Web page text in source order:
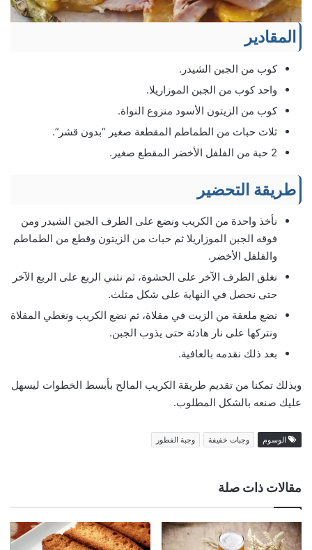
المقادير
كوب من الجبن الشيدر.
واحد كوب من الجبن الموزاريلا.
كوب من الزيتون الأسود منزوع النواة.
ثلاث حبات من الطماطم المقطعة صغير “بدون قشر”.
2 حبة من الفلفل الأخضر المقطع صغير.
طریقة التحضير
نأخذ واحدة من الكريب ونضع على الطرف الجبن الشيدر ومن
فوقه الجبن الموزاريلا ثم حبات من الزيتون وقطع من الطماطم
والفلفل الأخضر.
نغلق الطرف الآخر على الحشوة، ثم نثني الربع على الربع الآخر
حتى نحصل في النهاية على شكل مثلث.
نضع ملعقة من الزيت في مقلاة، ثم نضع الكريب ونغطي المقلاة
ونتركها على نار هادئة حتى يذوب الجبن.
بعد ذلك نقدمه بالعافية.
وبذلك تمكنا من تقديم طریقة الكریب المالح بأبسط الخطوات ليسهل
عليك صنعه بالشكل المطلوب.
الوسوم وجبات خفيفة وجبة الفطور
مقالات ذات صلة